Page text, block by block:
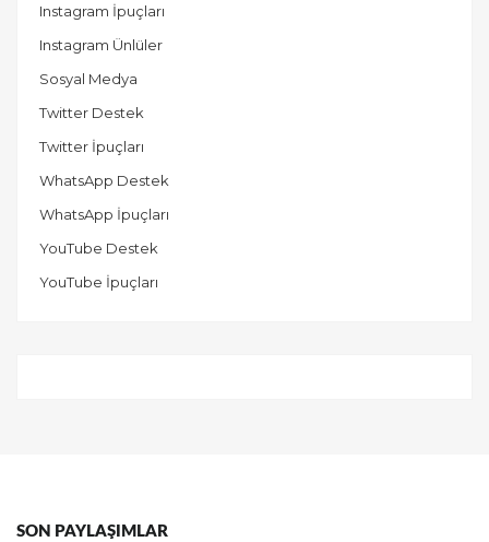
Instagram İpuçları
Instagram Ünlüler
Sosyal Medya
Twitter Destek
Twitter İpuçları
WhatsApp Destek
WhatsApp İpuçları
YouTube Destek
YouTube İpuçları
SON PAYLAŞIMLAR